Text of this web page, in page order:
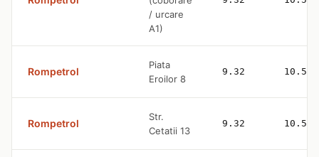
/ urcare
A1)
Rompetrol
Piata
Eroilor 8
9.32 10.59
Rompetrol
Str.
Cetatii 13
9.32 10.59